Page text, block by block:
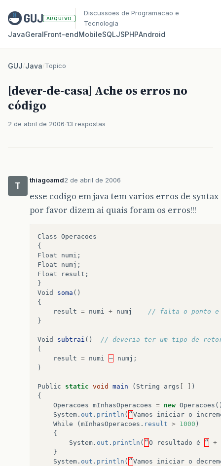
ARQUIVO
Discussoes de Programacao e
Tecnologia
JavaGeralFront‑endMobileSQLJSPHPAndroid
GUJ/Java/Topico
[dever-de-casa] Ache os erros no
código
2 de abril de 2006 13 respostas
T
thiagoamd2 de abril de 2006
esse codigo em java tem varios erros de syntax
por favor dizem ai quais foram os erros!!!
Class Operacoes
{
Float
numi ;
Float
numj ;
Float
result ;
}
Void
soma ()
{
result = numi + numj
// falta o ponto
}
Void subtrai ()
// deveria ter um tipo de
(
result = numi – numj ;
)
Public static void main ( String args
)
{
Operacoes mInhasOperacoes = new Operacoes
System . out . println ( “ Vamos iniciar o
While
( mInhasOperacoes . result > 1000 )
{
System . out . println ( “ O resultado é “
+
}
System . out . println ( “ Vamos iniciar o